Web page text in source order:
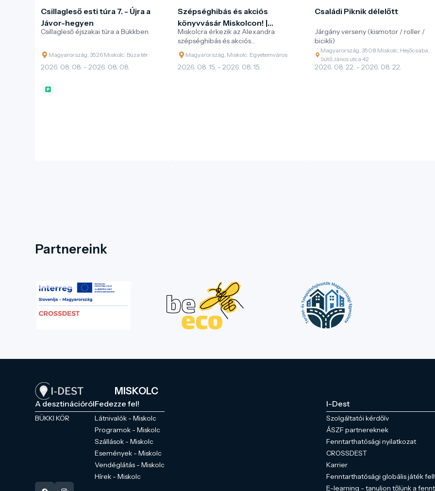
Csillagleső esti túra 7. - Újra a
Jávor-hegyen
Csillagleső éjszakai túra a Bükkben
Magyarország, 3526 Miskolc, Búza tér
2026. 08. 08. - 2026. 08. 08.
Szépséghibás és akciós
könyvvásár Miskolcon! |
Alexandra Kiadócsoport
Miskolcra érkezik az Alexandra
szépséghibás és akciós
könyvvásársorozata!
Magyarország, Miskolc, Egyetemváros
2026. 08. 15. - 2026. 08. 15.
Családi Piknik délelőtt
Járgány verseny (kismotor / roller /
bicikli)
Magyarország, 3508 Miskolc, Hejőcsaba,
Sütő János utca 42
2026. 08. 22. - 2026. 08. 22.
Partnereink
MISKOLC
A desztinációról
BÜKKI KÖR
Fedezze fel!
Látnivalók - Miskolc
Programok - Miskolc
Szállások - Miskolc
Események - Miskolc
Vendéglátás - Miskolc
Hírek - Miskolc
I-Dest
Szolgáltatói kérdőív
ÁSZF partnereknek
Fenntarthatósági nyilatkozat
CROSSDEST
Karrier
Fenntarthatósági globális játék
E-learning - tanuljon tőlünk a